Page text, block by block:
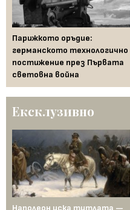
Парижкото оръдие:
германското технологично
постижение през Първата
световна война
Ексклузивно
Наполеон иска титлата —